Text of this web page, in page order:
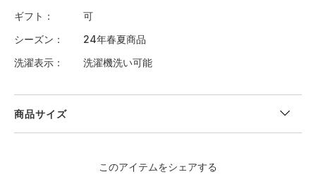
ギフト
可
シーズン
24年春夏商品
洗濯表示
洗濯機洗い可能
商品サイズ
このアイテムをシェアする